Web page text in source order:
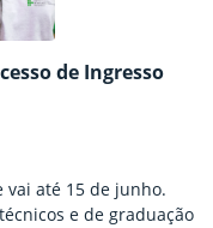
de Ingresso
vai até 15 de junho.
e de graduação